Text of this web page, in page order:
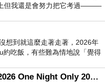
但我還是會努力把它考過———
想到就這麼走著走著，2026年
約吃飯，有些難為情地說「覺得
電影一夜限定2026 One Night Only 2026 movie